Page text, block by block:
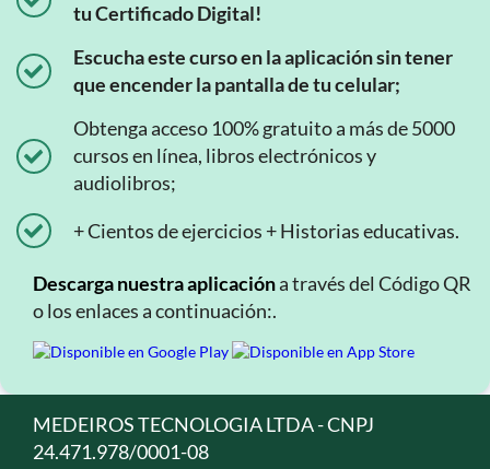
tu Certificado Digital!
Escucha este curso en la aplicación sin tener
que encender la pantalla de tu celular;
Obtenga acceso 100% gratuito a más de 5000
cursos en línea, libros electrónicos y
audiolibros;
+ Cientos de ejercicios + Historias educativas.
Descarga nuestra aplicacióna través del Código QR
o los enlaces a continuación:.
MEDEIROS TECNOLOGIA LTDA - CNPJ
24.471.978/0001-08